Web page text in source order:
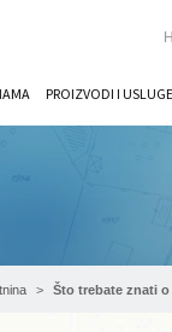
PROIZVODI I USLUGE
Što trebate znati o